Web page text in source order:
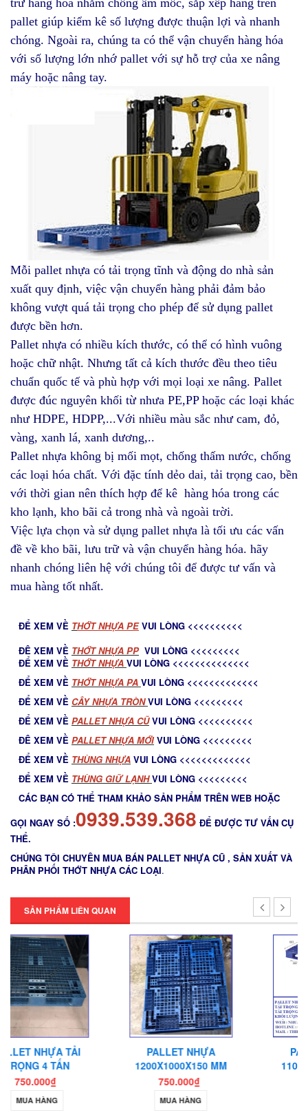
pallet giúp kiểm kê số lượng được thuận lợi và nhanh
chóng. Ngoài ra, chúng ta có thể vận chuyển hàng hóa
với số lượng lớn nhớ pallet với sự hỗ trợ của xe nâng
máy hoặc nâng tay.
Mỗi pallet nhựa có tải trọng tĩnh và động do nhà sản
xuất quy định, việc vận chuyển hàng phải đảm bảo
không vượt quá tải trọng cho phép để sử dụng pallet
được bền hơn.
Pallet nhựa có nhiều kích thước, có thể có hình vuông
hoặc chữ nhật. Nhưng tất cả kích thước đều theo tiêu
chuẩn quốc tế và phù hợp với mọi loại xe nâng. Pallet
được đúc nguyên khối từ nhưa PE,PP hoặc các loại khác
như HDPE, HDPP,...Với nhiều màu sắc như cam, đỏ,
vàng, xanh lá, xanh dương,..
Pallet nhựa không bị mối mọt, chống thấm nước, chống
các loại hóa chất. Với đặc tính dẻo dai, tải trọng cao, bền
với thời gian nên thích hợp để kê hàng hóa trong các
kho lạnh, kho bãi cả trong nhà và ngoài trời.
Việc lựa chọn và sử dụng pallet nhựa là tối ưu các vấn
đề về kho bãi, lưu trữ và vận chuyển hàng hóa. hãy
nhanh chóng liên hệ với chúng tôi để được tư vấn và
mua hàng tốt nhất.
ĐỂ XEM VỀ THỚT NHỰA PEVUI LÒNG <<<<<<<<<<
ĐÊ XEM VỀ THỚT NHỰA PPVUI LÒNG <<<<<<<<<
ĐỂ XEM VỀ THỚT NHỰA VUI LÒNG <<<<<<<<<<<<<<
ĐỂ XEM VỀ THỚT NHỰA PA VUI LÒNG <<<<<<<<<<<<<
ĐỂ XEM VỀ CÂY NHỰA TRÒN VUI LÒNG <<<<<<<<<
ĐỂ XEM VỀ PALLET NHỰA CŨ VUI LÒNG <<<<<<<<<<
ĐÊ XEM VỀ PALLET NHỰA MỚI VUI LÒNG <<<<<<<<<
ĐỂ XEM VỀ THÙNG NHỰA VUI LÒNG <<<<<<<<<<<<<
ĐỂ XEM VỀ THÙNG GIỮ LẠNH VUI LÒNG <<<<<<<<<
CÁC BẠN CÓ THỂ THAM KHẢO SẢN PHẨM TRÊN WEB HOẶC
GỌI NGAY SỐ :0939.539.368 ĐỂ ĐƯỢC TƯ VẤN CỤ
THỂ.
CHÚNG TÔI CHUYÊN MUA BÁN PALLET NHỰA CŨ , SẢN XUẤT VÀ
PHÂN PHỐI THỚT NHỰA CÁC LOẠI.
SẢN PHẨM LIÊN QUAN
PALLET NHỰA
1200X1000X150 MM
PALLET NHỰA
1103X803X150 MM